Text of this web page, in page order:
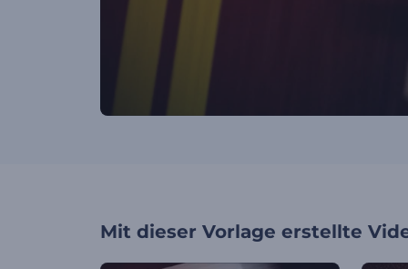
Mit dieser Vorlage erstellte